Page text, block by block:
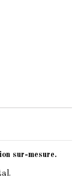
sur-mesure.